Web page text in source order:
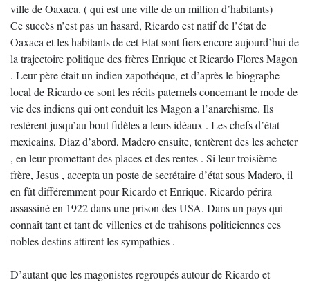
ville de Oaxaca. ( qui est une ville de un million d’habitants)
Ce succès n’est pas un hasard, Ricardo est natif de l’état de
Oaxaca et les habitants de cet Etat sont fiers encore aujourd’hui de
la trajectoire politique des frères Enrique et Ricardo Flores Magon
. Leur père était un indien zapothéque, et d’après le biographe
local de Ricardo ce sont les récits paternels concernant le mode de
vie des indiens qui ont conduit les Magon a l’anarchisme. Ils
restérent jusqu’au bout fidèles a leurs idéaux . Les chefs d’état
mexicains, Diaz d’abord, Madero ensuite, tentèrent des les acheter
, en leur promettant des places et des rentes . Si leur troisième
frère, Jesus , accepta un poste de secrétaire d’état sous Madero, il
en fût différemment pour Ricardo et Enrique. Ricardo périra
assassiné en 1922 dans une prison des USA. Dans un pays qui
connaît tant et tant de villenies et de trahisons politiciennes ces
nobles destins attirent les sympathies .
D’autant que les magonistes regroupés autour de Ricardo et